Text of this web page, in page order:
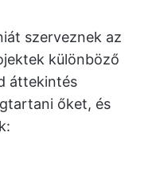
szerveznek az
különböző
áttekintés
őket, és